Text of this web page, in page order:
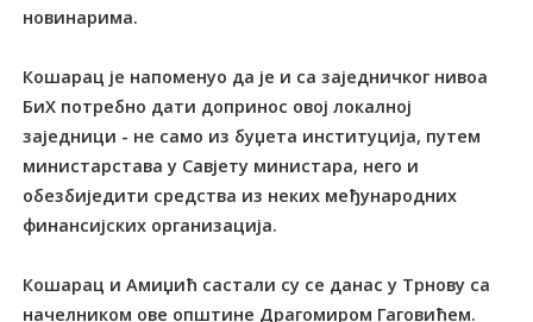
новинарима.
Кошарац је напоменуо да је и са заједничког нивоа
БиХ потребно дати допринос овој локалној
заједници - не само из буџета институција, путем
министарстава у Савјету министара, него и
обезбиједити средства из неких међународних
финансијских организација.
Кошарац и Амиџић састали су се данас у Трнову са
начелником ове општине Драгомиром Гаговићем.